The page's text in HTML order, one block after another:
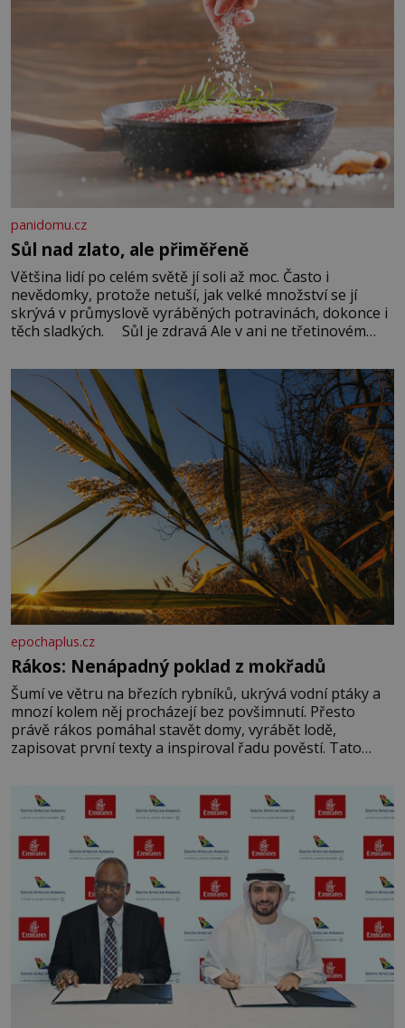
panidomu.cz
Sůl nad zlato, ale přiměřeně
Většina lidí po celém světě jí soli až moc. Často i
nevědomky, protože netuší, jak velké množství se jí
skrývá v průmyslově vyráběných potravinách, dokonce i
těch sladkých. Sůl je zdravá Ale v ani ne třetinovém
základní složky– sodík a chlór – jsou zásadní pro
správné hospodaření
epochaplus.cz
Rákos: Nenápadný poklad z mokřadů
Šumí ve větru na březích rybníků, ukrývá vodní ptáky a
mnozí kolem něj procházejí bez povšimnutí. Přesto
právě rákos pomáhal stavět domy, vyrábět lodě,
zapisovat první texty a inspiroval řadu pověstí. Tato
letního koupání. Stačí se však podívat